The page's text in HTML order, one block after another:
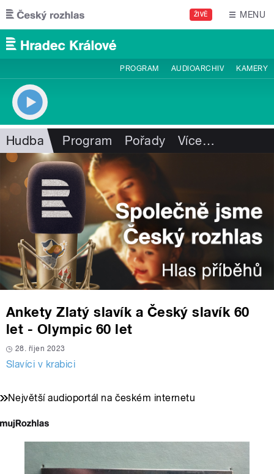
Přejít k hlavnímu obsahu
ŽIVĚ MENU
PROGRAM AUDIOARCHIV KAMERY
Hudba Program Pořady Více…
Ankety Zlatý slavík a Český slavík 60
let - Olympic 60 let
28. říjen 2023
Slavíci v krabici
Největší audioportál na českém internetu